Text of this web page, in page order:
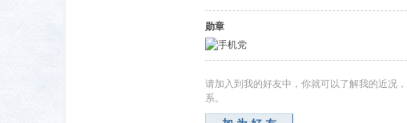
勋章
请加入到我的好友中，你就可以了解我的近况
系。